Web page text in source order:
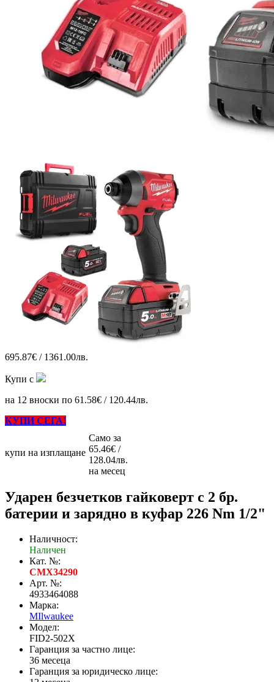
695.87€ / 1361.00лв.
Купи с
на 12 вноски по 61.58€ / 120.44лв.
КУПИ СЕГА!
купи на изплащане
Само за
65.46€ /
128.04лв.
на месец
Ударен безчетков гайковерт с 2 бр.
батерии и зарядно в куфар 226 Nm 1/2"
Наличност:
Наличен
Кат. №:
CMX34290
Арт. №:
4933464088
Марка:
MIlwaukee
Модел:
FID2-502X
Гаранция за частно лице:
36 месеца
Гаранция за юридическо лице: